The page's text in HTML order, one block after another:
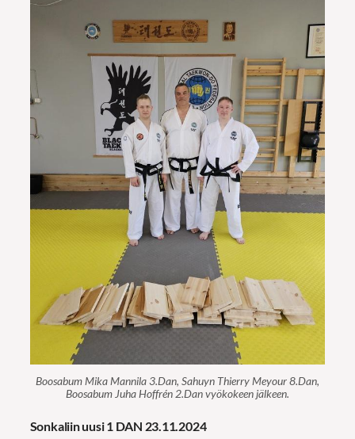
Boosabum Mika Mannila 3.Dan, Sahuyn Thierry Meyour 8.Dan,
Boosabum Juha Hoffrén 2.Dan vyökokeen jälkeen.
Sonkaliin uusi 1 DAN 23.11.2024